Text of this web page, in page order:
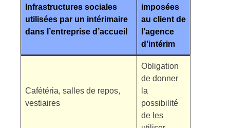
Infrastructures sociales
utilisées par un intérimaire
dans l’entreprise d’accueil
imposées
au client de
l’agence
d’intérim
Cafétéria, salles de repos,
vestiaires
Obligation
de donner
la
possibilité
de les